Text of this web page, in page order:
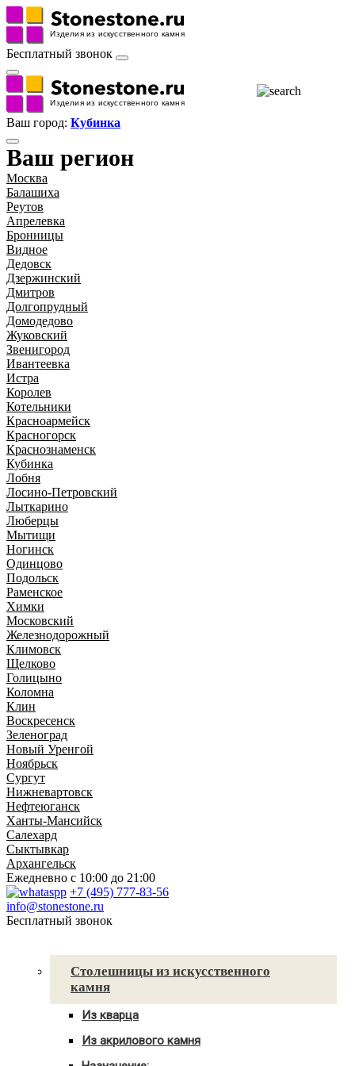
Бесплатный звонок
Ваш город: Кубинка
Ваш регион
Москва
Балашиха
Реутов
Апрелевка
Бронницы
Видное
Дедовск
Дзержинский
Дмитров
Долгопрудный
Домодедово
Жуковский
Звенигород
Ивантеевка
Истра
Королев
Котельники
Красноармейск
Красногорск
Краснознаменск
Кубинка
Лобня
Лосино-Петровский
Лыткарино
Люберцы
Мытищи
Ногинск
Одинцово
Подольск
Раменское
Химки
Московский
Железнодорожный
Климовск
Щелково
Голицыно
Коломна
Клин
Воскресенск
Зеленоград
Новый Уренгой
Ноябрьск
Сургут
Нижневартовск
Нефтеюганск
Ханты-Мансийск
Салехард
Сыктывкар
Архангельск
Ежедневно с 10:00 до 21:00
+7 (495) 777-83-56
info@stonestone.ru
Бесплатный звонок
Столешницы из искусственного
камня
Из кварца
Для ванны
С мойкой
Из акрилового камня